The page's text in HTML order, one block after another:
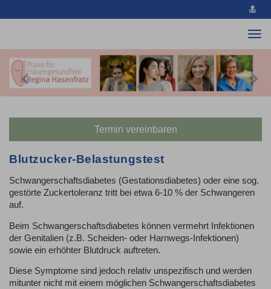
Previous
Termin vereinbaren
Blutzucker-Belastungstest
Schwangerschaftsdiabetes (Gestationsdiabetes) oder eine sog.
gestörte Zuckertoleranz tritt bei etwa 6-10 % der Schwangeren
auf.
Beim Schwangerschaftsdiabetes können vermehrt Infektionen
der Genitalien (z.B. Scheiden- oder Harnwegs-Infektionen)
sowie ein erhöhter Blutdruck auftreten.
Diese Symptome sind jedoch relativ unspezifisch und werden
mitunter nicht mit einem möglichen Schwangerschaftsdiabetes